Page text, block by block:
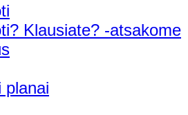
Klausiate? -atsakome
planai